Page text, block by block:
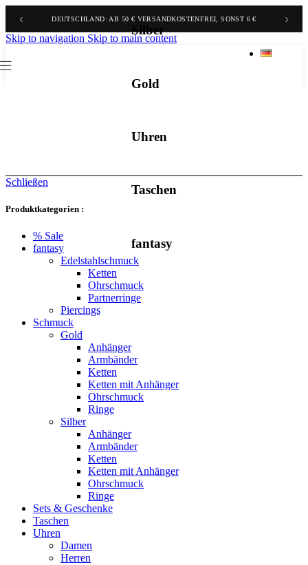
‹ DEUTSCHLAND: AB 50 € VERSANDKOSTENFREI, SONST 6 € ›
Skip to navigation Skip to main content
Silber
Gold
Uhren
Taschen
fantasy
Schließen
Produktkategorien :
% Sale
fantasy
Edelstahlschmuck
Ketten
Ohrschmuck
Partnerringe
Piercings
Schmuck
Gold
Anhänger
Armbänder
Ketten
Ketten mit Anhänger
Ohrschmuck
Ringe
Silber
Anhänger
Armbänder
Ketten
Ketten mit Anhänger
Ohrschmuck
Ringe
Sets & Geschenke
Taschen
Uhren
Damen
Herren